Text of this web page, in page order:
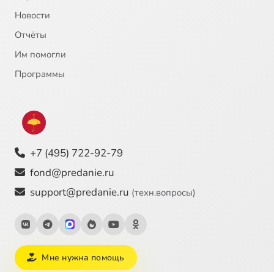
Новости
Отчёты
Им помогли
Программы
+7 (495) 722-92-79
fond@predanie.ru
support@predanie.ru (техн.вопросы)
Мне нужна помощь